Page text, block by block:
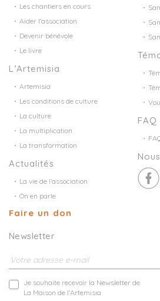
Les chantiers en cours
Aider l’association
Devenir bénévole
Le livre
L’Artemisia
Artemisia
Les conditions de culture
La culture
La multiplication
La transformation
Actualités
La vie de l’association
On en parle
Faire un don
FAQ
Newsletter
Je souhaite recevoir la Newsletter de
La Maison de l'Artemisia